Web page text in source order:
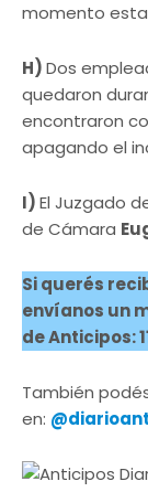
momento
H)Dos
quedaron
encontraron
apagando el
I)El Juzgado
de Cámara
Si querés
envíanos un
de Anticipos:
También
en: